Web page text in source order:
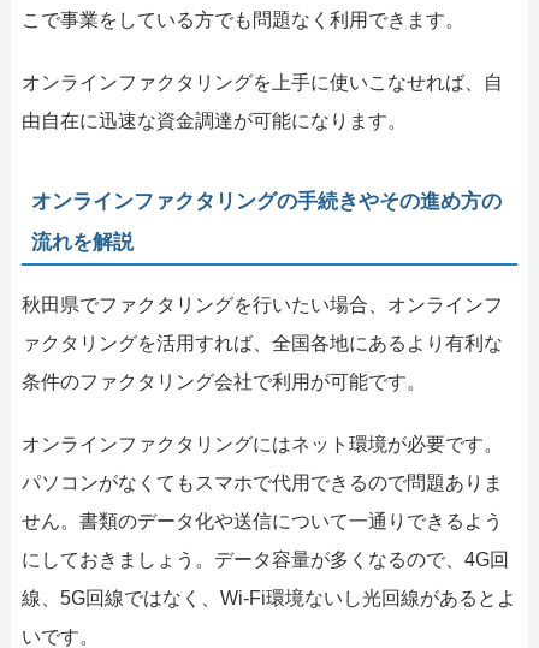
こで事業をしている方でも問題なく利用できます。
オンラインファクタリングを上手に使いこなせれば、自
由自在に迅速な資金調達が可能になります。
オンラインファクタリングの手続きやその進め方の
流れを解説
秋田県でファクタリングを行いたい場合、オンラインフ
ァクタリングを活用すれば、全国各地にあるより有利な
条件のファクタリング会社で利用が可能です。
オンラインファクタリングにはネット環境が必要です。
パソコンがなくてもスマホで代用できるので問題ありま
せん。書類のデータ化や送信について一通りできるよう
にしておきましょう。データ容量が多くなるので、4G回
線、5G回線ではなく、Wi-Fi環境ないし光回線があるとよ
いです。